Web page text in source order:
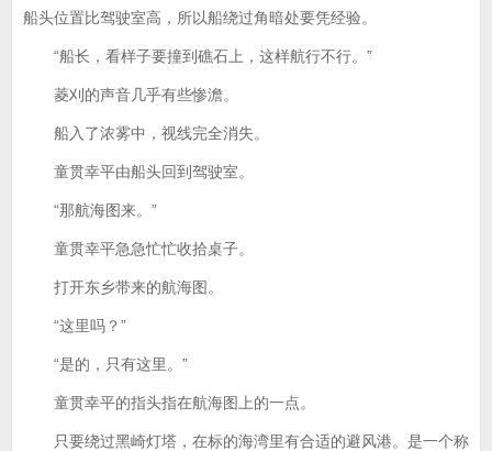
船头位置比驾驶室高，所以船绕过角暗处要凭经验。
“船长，看样子要撞到礁石上，这样航行不行。”
菱刈的声音几乎有些惨澹。
船入了浓雾中，视线完全消失。
童贯幸平由船头回到驾驶室。
“那航海图来。”
童贯幸平急急忙忙收拾桌子。
打开东乡带来的航海图。
“这里吗？”
“是的，只有这里。”
童贯幸平的指头指在航海图上的一点。
只要绕过黑崎灯塔，在标的海湾里有合适的避风港。是一个称